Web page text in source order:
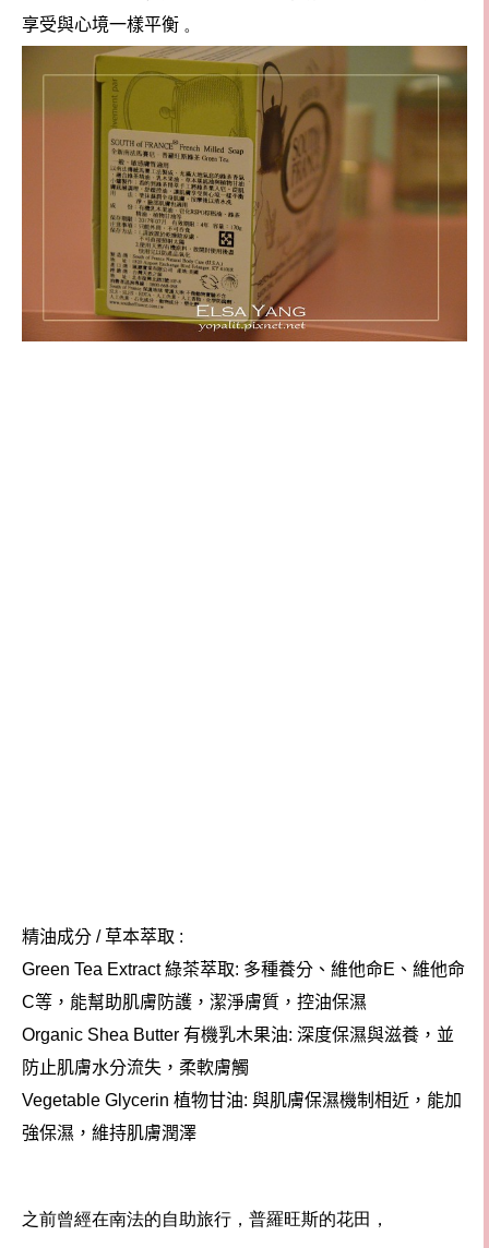
享受與心境一樣平衡 。
精油成分 /草本萃取 :
Green Tea Extract綠茶萃取: 多種養分、維他命E 、維他命
C等，能幫助肌膚防護，潔淨膚質，控油保濕
Organic Shea Butter 有機乳木果油: 深度保濕與滋養，並
防止肌膚水分流失，柔軟膚觸
Vegetable Glycerin 植物甘油: 與肌膚保濕機制相近，能加
強保濕，維持肌膚潤澤
之前曾經在南法的自助旅行，普羅旺斯的花田 ，